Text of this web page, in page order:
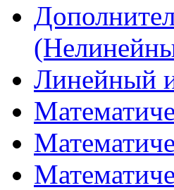
Линейный